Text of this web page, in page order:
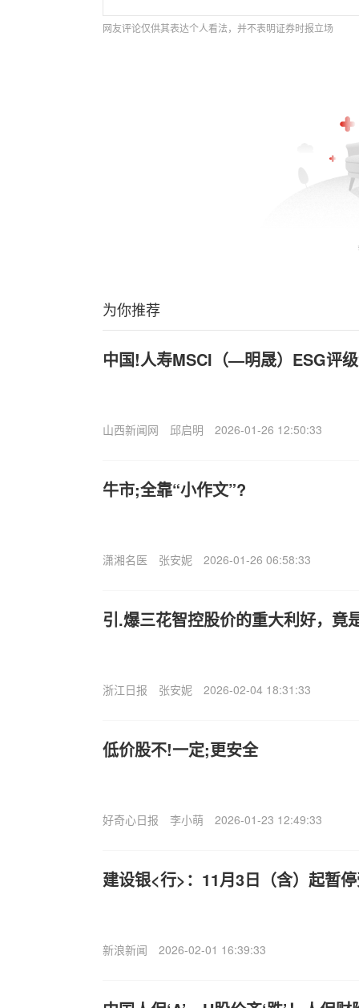
网友评论仅供其表达个人看法，并不表明证券时报立场
为你推荐
中国!人寿MSCI（—明晟）ESG评
山西新闻网 邱启明 2026-01-26 12:50:33
牛市;全靠“小作文”?
潇湘名医 张安妮 2026-01-26 06:58:33
引.爆三花智控股价的重大利好，竟
浙江日报 张安妮 2026-02-04 18:31:33
低价股不!一定;更安全
好奇心日报 李小萌 2026-01-23 12:49:33
建设银<行>：11月3日（含）起暂
新浪新闻 2026-02-01 16:39:33